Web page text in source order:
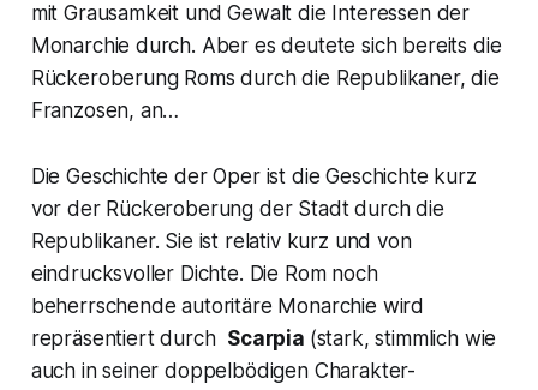
mit Grausamkeit und Gewalt die Interessen der
Monarchie durch. Aber es deutete sich bereits die
Rückeroberung Roms durch die Republikaner, die
Franzosen, an…
Die Geschichte der Oper ist die Geschichte kurz
vor der Rückeroberung der Stadt durch die
Republikaner. Sie ist relativ kurz und von
eindrucksvoller Dichte. Die Rom noch
beherrschende autoritäre Monarchie wird
repräsentiert durch Scarpia (stark, stimmlich wie
auch in seiner doppelbödigen Charakter-